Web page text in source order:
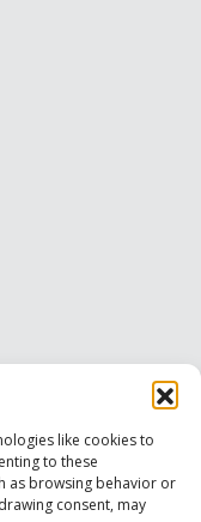
like cookies to
to these
as browsing behavior or
consent, may